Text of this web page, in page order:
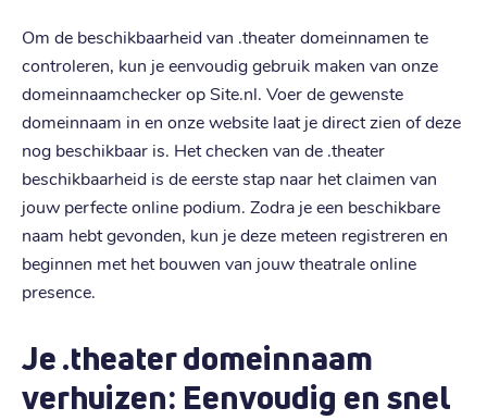
Om de beschikbaarheid van .theater domeinnamen te
controleren, kun je eenvoudig gebruik maken van onze
domeinnaamchecker op Site.nl. Voer de gewenste
domeinnaam in en onze website laat je direct zien of deze
nog beschikbaar is. Het checken van de .theater
beschikbaarheid is de eerste stap naar het claimen van
jouw perfecte online podium. Zodra je een beschikbare
naam hebt gevonden, kun je deze meteen registreren en
beginnen met het bouwen van jouw theatrale online
presence.
Je .theater domeinnaam
verhuizen: Eenvoudig en snel